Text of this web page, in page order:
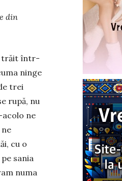
din
trăit într-
ninge
trei
rupă, nu
aco­lo ne
cu o
sania
numa